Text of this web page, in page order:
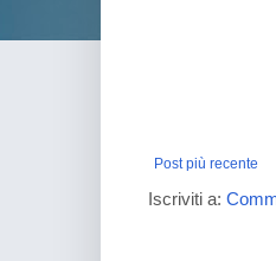
Post più recente
Iscriviti a: